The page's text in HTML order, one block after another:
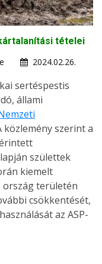
tételei
2024.02.26.
sertéspestis
állami
közlemény szerint a
születtek
kiemelt
ország területén
csökkentését,
az ASP-